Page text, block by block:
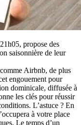
propose des
saisonnière de leur
Airbnb, de plus
engouement pour
dominicale, diffusée à
les clés pour réussir
L’astuce ? En
à votre place
Le temps d’un